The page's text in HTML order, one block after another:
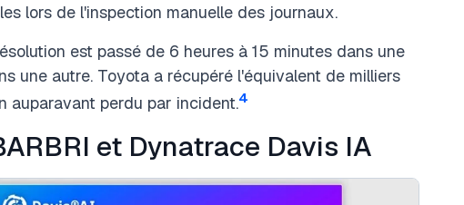
lors de l'inspection manuelle des journaux.
est passé de 6 heures à 15 minutes dans une
une autre. Toyota a récupéré l'équivalent de milliers
auparavant perdu par incident.4
et Dynatrace Davis IA